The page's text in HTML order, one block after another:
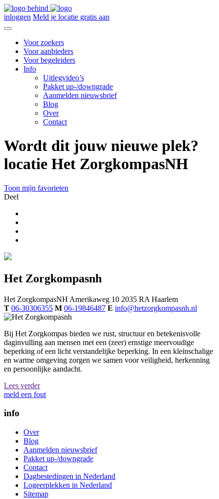
inloggen Meld je locatie gratis aan
Voor zoekers
Voor aanbieders
Voor begeleiders
Info
Uitlegvideo’s
Pakket up-/downgrade
Aanmelden nieuwsbrief
Blog
Over
Contact
Wordt dit jouw nieuwe plek?
locatie Het ZorgkompasNH
Toon mijn favorieten
Deel
Het Zorgkompasnh
Het ZorgkompasNH Amerikaweg 10 2035 RA Haarlem
T 06-30306355 M 06-19846487 E info@hetzorgkompasnh.nl
Bij Het Zorgkompas bieden we rust, structuur en betekenisvolle
daginvulling aan mensen met een (zeer) ernstige meervoudige
beperking of een licht verstandelijke beperking. In een kleinschalige
en warme omgeving zorgen we samen voor veiligheid, herkenning
en persoonlijke aandacht.
Lees verder
meld een fout
info
Over
Blog
Aanmelden nieuwsbrief
Pakket up-/downgrade
Contact
Dagbestedingen in Nederland
Logeerplekken in Nederland
Sitemap